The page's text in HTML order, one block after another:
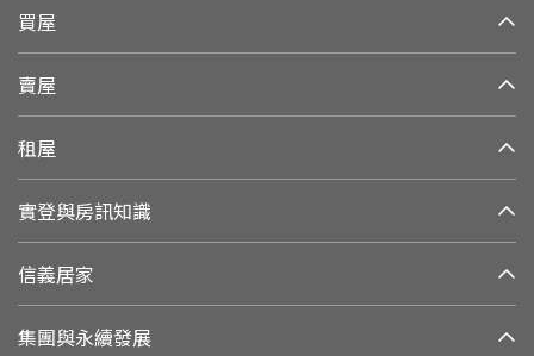
買屋
賣屋
租屋
實登與房訊知識
信義居家
集團與永續發展